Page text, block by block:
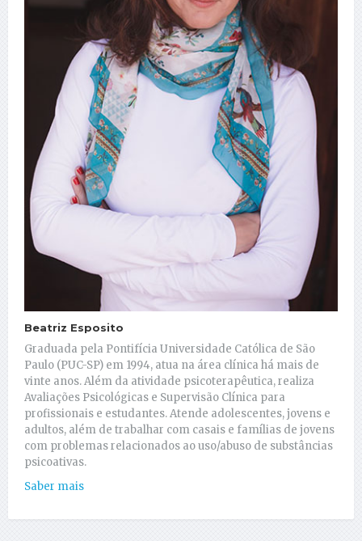
Beatriz Esposito
Graduada pela Pontifícia Universidade Católica de São
Paulo (PUC-SP) em 1994, atua na área clínica há mais de
vinte anos. Além da atividade psicoterapêutica, realiza
Avaliações Psicológicas e Supervisão Clínica para
profissionais e estudantes. Atende adolescentes, jovens e
adultos, além de trabalhar com casais e famílias de jovens
com problemas relacionados ao uso/abuso de substâncias
psicoativas.
Saber mais